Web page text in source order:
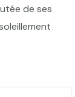
de ses